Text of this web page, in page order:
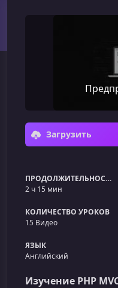
Загрузить
ПРОДОЛЖИТЕЛЬНОСТЬ
2 ч 15 мин
КОЛИЧЕСТВО УРОКОВ
15 Видео
ЯЗЫК
Английский
Изучение PHP